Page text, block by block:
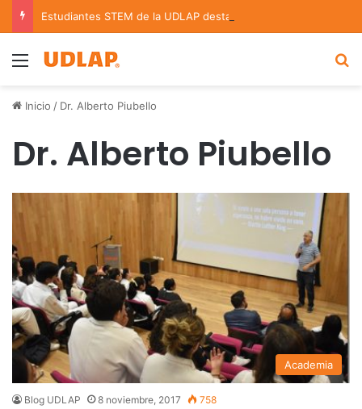
Menu
Inicio / Dr. Alberto Piubello
Dr. Alberto Piubello
Academia
Blog UDLAP 8 noviembre, 2017 758